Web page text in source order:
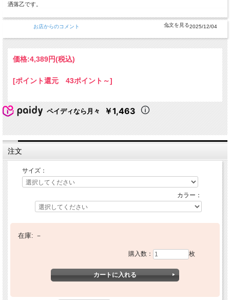
洒落乙です。
お店からのコメント 2025/12/04
価格:4,389円(税込)
[ポイント還元 43ポイント～]
ペイディなら月々 ￥1,463
注文
サイズ：
カラー：
在庫: －
購入数： 枚